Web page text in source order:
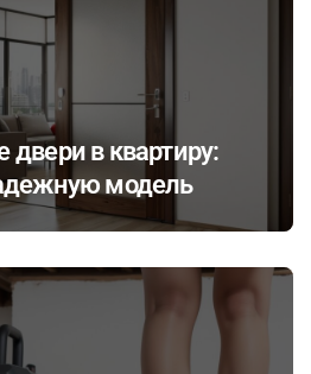
двери в квартиру:
модель